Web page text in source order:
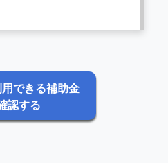
できる補助金
認する